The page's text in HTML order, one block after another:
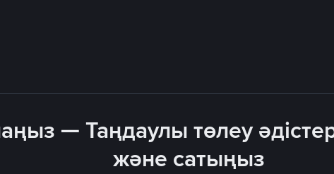
— Таңдаулы төлеу
және сатыңыз